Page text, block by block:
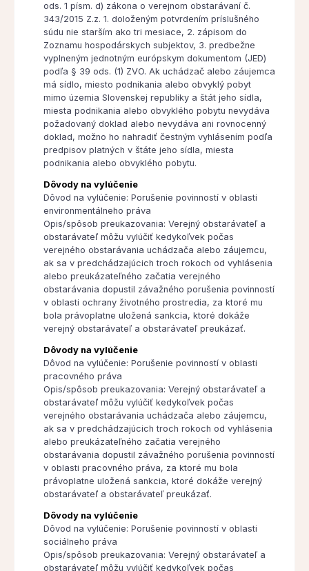
ods. 1 písm. d) zákona o verejnom obstarávaní č.
343/2015 Z.z. 1. doloženým potvrdením príslušného
súdu nie starším ako tri mesiace, 2. zápisom do
Zoznamu hospodárskych subjektov, 3. predbežne
vyplneným jednotným európskym dokumentom (JED)
podľa § 39 ods. (1) ZVO. Ak uchádzač alebo záujemca
má sídlo, miesto podnikania alebo obvyklý pobyt
mimo územia Slovenskej republiky a štát jeho sídla,
miesta podnikania alebo obvyklého pobytu nevydáva
požadovaný doklad alebo nevydáva ani rovnocenný
doklad, možno ho nahradiť čestným vyhlásením podľa
predpisov platných v štáte jeho sídla, miesta
podnikania alebo obvyklého pobytu.
Dôvody na vylúčenie
Dôvod na vylúčenie: Porušenie povinností v oblasti
environmentálneho práva
Opis/spôsob preukazovania: Verejný obstarávateľ a
obstarávateľ môžu vylúčiť kedykoľvek počas
verejného obstarávania uchádzača alebo záujemcu,
ak sa v predchádzajúcich troch rokoch od vyhlásenia
alebo preukázateľného začatia verejného
obstarávania dopustil závažného porušenia povinností
v oblasti ochrany životného prostredia, za ktoré mu
bola právoplatne uložená sankcia, ktoré dokáže
verejný obstarávateľ a obstarávateľ preukázať.
Dôvody na vylúčenie
Dôvod na vylúčenie: Porušenie povinností v oblasti
pracovného práva
Opis/spôsob preukazovania: Verejný obstarávateľ a
obstarávateľ môžu vylúčiť kedykoľvek počas
verejného obstarávania uchádzača alebo záujemcu,
ak sa v predchádzajúcich troch rokoch od vyhlásenia
alebo preukázateľného začatia verejného
obstarávania dopustil závažného porušenia povinností
v oblasti pracovného práva, za ktoré mu bola
právoplatne uložená sankcia, ktoré dokáže verejný
obstarávateľ a obstarávateľ preukázať.
Dôvody na vylúčenie
Dôvod na vylúčenie: Porušenie povinností v oblasti
sociálneho práva
Opis/spôsob preukazovania: Verejný obstarávateľ a
obstarávateľ môžu vylúčiť kedykoľvek počas